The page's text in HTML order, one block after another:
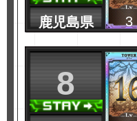
鹿児島県 3
8